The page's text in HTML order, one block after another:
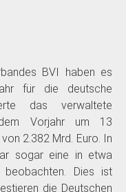
BVI haben es
für die deutsche
das verwaltete
dem Vorjahr um 13
2.382 Mrd. Euro. In
sogar eine in etwa
Dies ist
die Deutschen